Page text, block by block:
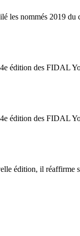
les nommés 2019 du
édition des FIDAL
édition des FIDAL
édition, il réaffirme